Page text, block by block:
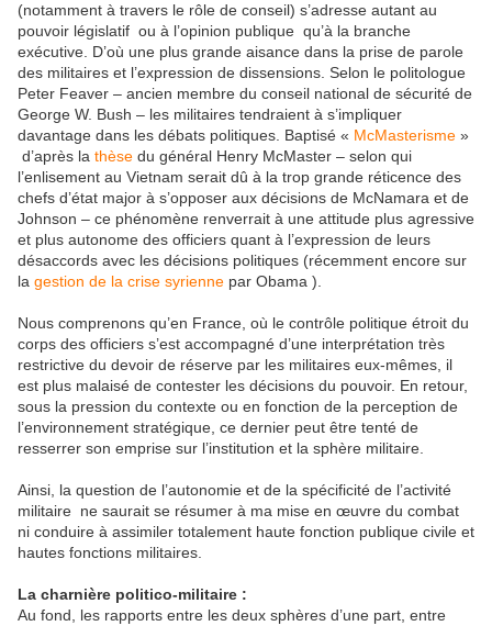
(notamment à travers le rôle de conseil) s’adresse autant au
pouvoir législatif ou à l’opinion publique qu’à la branche
exécutive. D’où une plus grande aisance dans la prise de parole
des militaires et l’expression de dissensions. Selon le politologue
Peter Feaver – ancien membre du conseil national de sécurité de
George W. Bush – les militaires tendraient à s’impliquer
davantage dans les débats politiques. Baptisé « McMasterisme »
d’après la thèse du général Henry McMaster – selon qui
l’enlisement au Vietnam serait dû à la trop grande réticence des
chefs d’état major à s’opposer aux décisions de McNamara et de
Johnson – ce phénomène renverrait à une attitude plus agressive
et plus autonome des officiers quant à l’expression de leurs
désaccords avec les décisions politiques (récemment encore sur
la gestion de la crise syrienne par Obama ).
Nous comprenons qu’en France, où le contrôle politique étroit du
corps des officiers s’est accompagné d’une interprétation très
restrictive du devoir de réserve par les militaires eux-mêmes, il
est plus malaisé de contester les décisions du pouvoir. En retour,
sous la pression du contexte ou en fonction de la perception de
l’environnement stratégique, ce dernier peut être tenté de
resserrer son emprise sur l’institution et la sphère militaire.
Ainsi, la question de l’autonomie et de la spécificité de l’activité
militaire ne saurait se résumer à ma mise en œuvre du combat
ni conduire à assimiler totalement haute fonction publique civile et
hautes fonctions militaires.
La charnière politico-militaire :
Au fond, les rapports entre les deux sphères d’une part, entre